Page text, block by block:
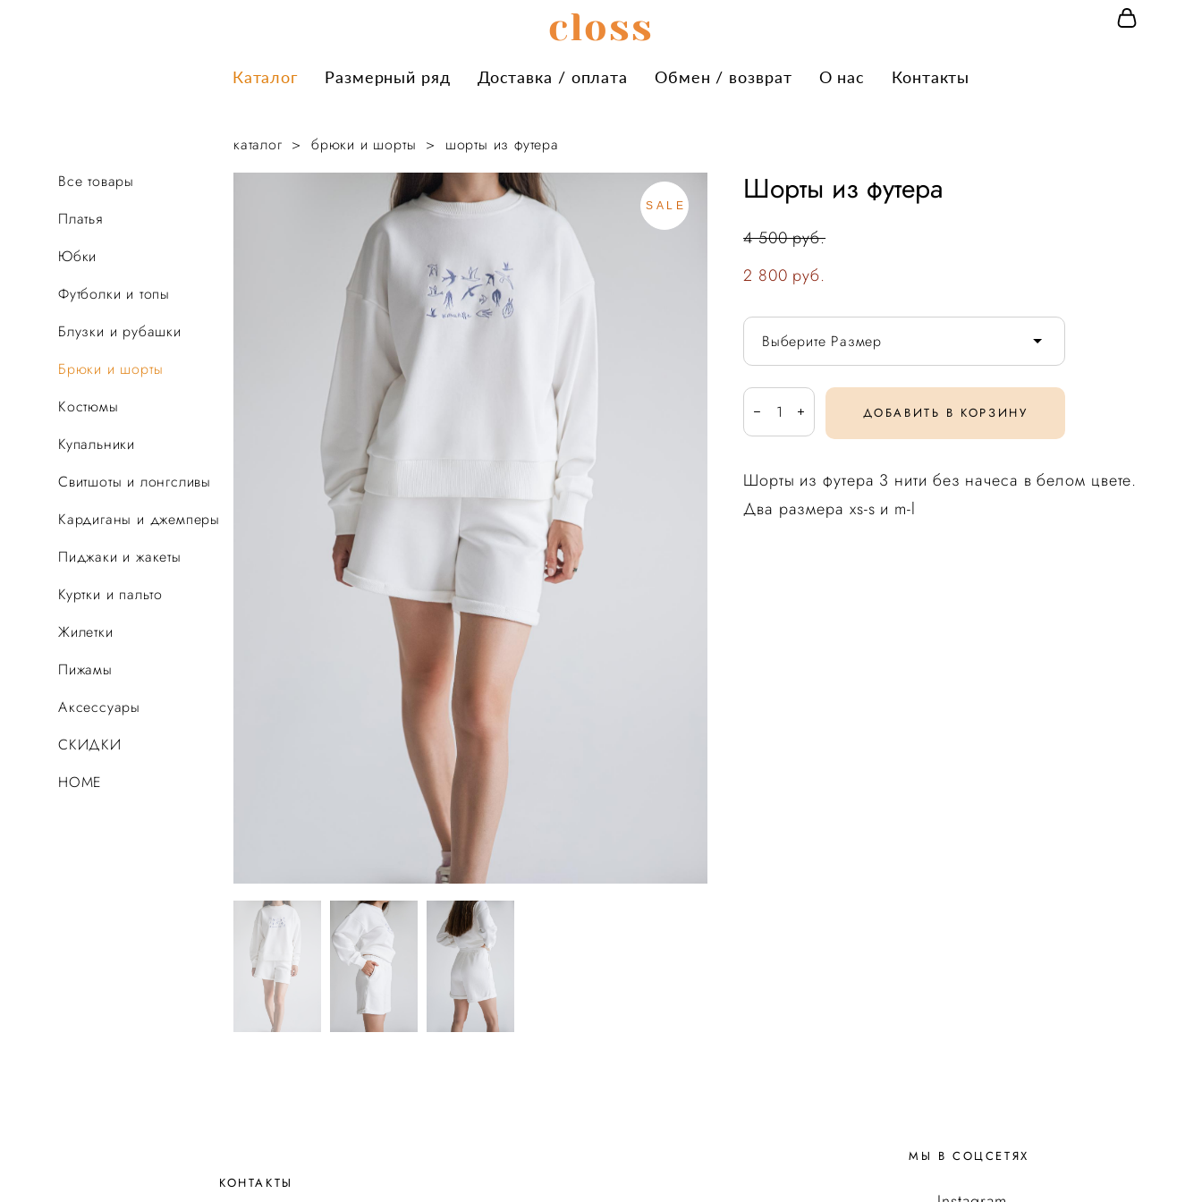
сloss
Каталог Размерный ряд Доставка / оплата Обмен / возврат О нас Контакты
сloss
Каталог Размерный ряд Доставка / оплата Обмен / возврат О нас Контакты
Все товары
Платья
Юбки
Футболки и топы
Блузки и рубашки
Брюки и шорты
Костюмы
Купальники
Свитшоты и лонгсливы
Кардиганы и джемперы
Пиджаки и жакеты
Куртки и пальто
Жилетки
Пижамы
Аксессуары
СКИДКИ
HOME
каталог > брюки и шорты > шорты из футера
SALE Шорты из футера
4 500 pуб.
2 800 pуб.
Выберите Размер
ДОБАВИТЬ В КОРЗИНУ
Шорты из футера 3 нити без начеса в белом цвете.
Два размера xs-s и m-l
КОНТАКТЫ
МЫ В СОЦСЕТЯХ